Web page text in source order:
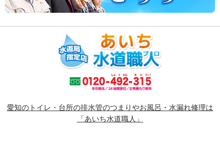
愛知のトイレ・台所の排水管のつまりやお風呂・水漏れ修理は
「あいち水道職人」